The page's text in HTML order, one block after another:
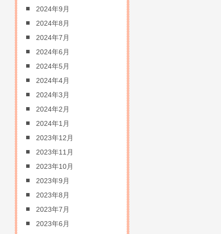
2024年9月
2024年8月
2024年7月
2024年6月
2024年5月
2024年4月
2024年3月
2024年2月
2024年1月
2023年12月
2023年11月
2023年10月
2023年9月
2023年8月
2023年7月
2023年6月